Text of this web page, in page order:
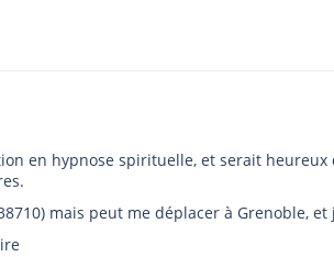
en hypnose spirituelle, et serait heureux
mais peut me déplacer à Grenoble,